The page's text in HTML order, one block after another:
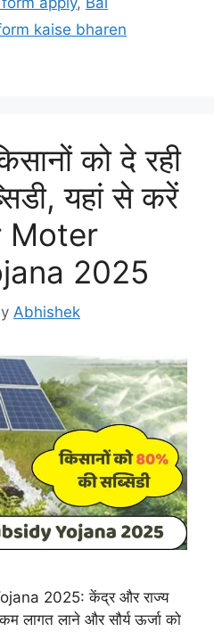
kaise bharen
को दे रही
यहां से करें
Moter
2025
Abhishek
2025: केंद्र और राज्य
लागत लाने और सौर्य ऊर्जा को